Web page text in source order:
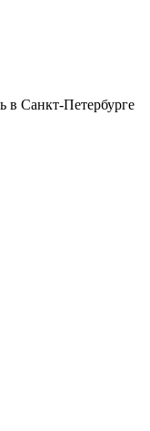
в Санкт-Петербурге